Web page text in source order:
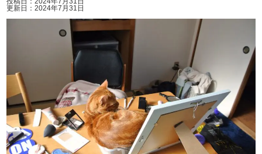
更新日：2024年7月31日